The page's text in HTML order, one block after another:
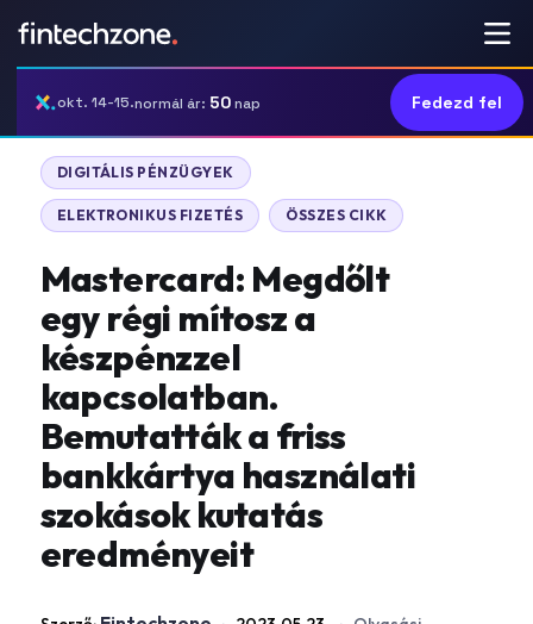
okt. 14-15.normál ár: 50nap Fedezd fel
DIGITÁLIS PÉNZÜGYEK
ELEKTRONIKUS FIZETÉS ÖSSZES CIKK
Mastercard: Megdőlt
egy régi mítosz a
készpénzzel
kapcsolatban.
Bemutatták a friss
bankkártya használati
szokások kutatás
eredményeit